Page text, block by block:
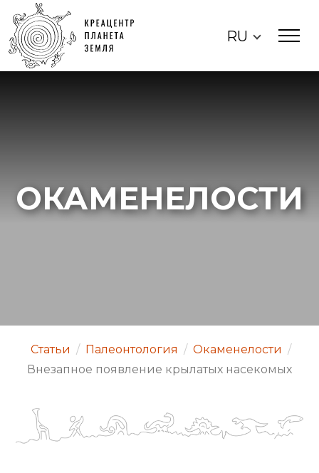
RU
ОКАМЕНЕЛОСТИ
Статьи / Палеонтология / Окаменелости /
Внезапное появление крылатых насекомых